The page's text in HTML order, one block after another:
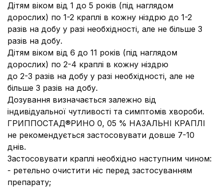
Дітям віком від 1 до 5 років (під наглядом
дорослих) по 1-2 краплі в кожну ніздрю до 1-2
разів на добу у разі необхідності, але не більше 3
разів на добу.
Дітям віком від 6 до 11 років (під наглядом
дорослих) по 2-4 краплі в кожну ніздрю
до 2-3 разів на добу у разі необхідності, але не
більше 3 разів на добу.
Дозування визначається залежно від
індивідуальної чутливості та симптомів хвороби.
ГРИППОСТАД®РИНО 0, 05 % НАЗАЛЬНІ КРАПЛІ
не рекомендується застосовувати довше 7-10
днів.
Застосовувати краплі необхідно наступним чином:
- ретельно очистити ніс перед застосуванням
препарату;